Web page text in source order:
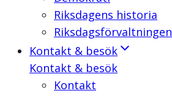
Riksdagens historia
Riksdagsförvaltningen
Kontakt & besök
Kontakt & besök
Kontakt